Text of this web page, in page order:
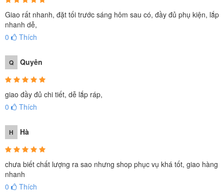
Giao rất nhanh, đặt tối trước sáng hôm sau có, đầy đủ phụ kiện, lắp
nhanh dễ,
0
Thích
Q Quyên
giao đầy đủ chi tiết, dễ lắp ráp,
0
Thích
H Hà
chưa biết chất lượng ra sao nhưng shop phục vụ khá tốt, giao hàng
nhanh
0
Thích